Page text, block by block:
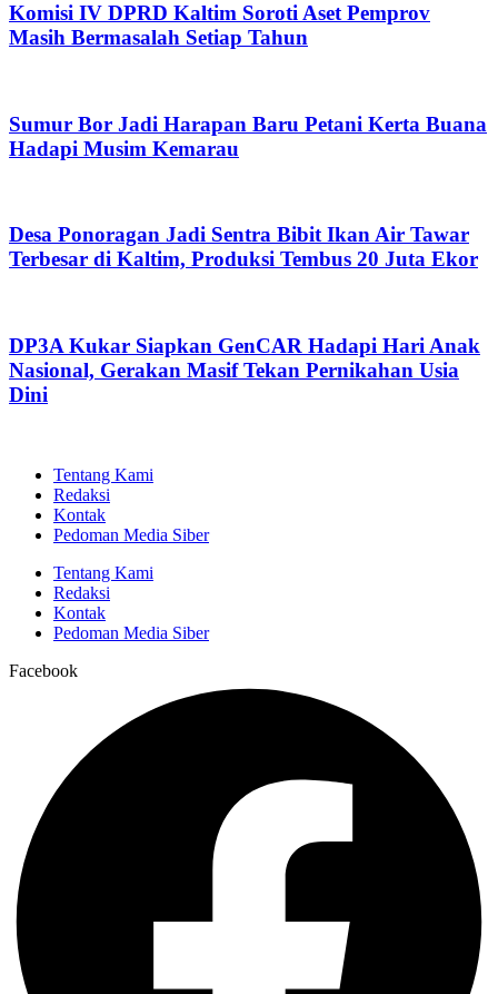
Komisi IV DPRD Kaltim Soroti Aset Pemprov
Masih Bermasalah Setiap Tahun
Sumur Bor Jadi Harapan Baru Petani Kerta Buana
Hadapi Musim Kemarau
Desa Ponoragan Jadi Sentra Bibit Ikan Air Tawar
Terbesar di Kaltim, Produksi Tembus 20 Juta Ekor
DP3A Kukar Siapkan GenCAR Hadapi Hari Anak
Nasional, Gerakan Masif Tekan Pernikahan Usia
Dini
Tentang Kami
Redaksi
Kontak
Pedoman Media Siber
Tentang Kami
Redaksi
Kontak
Pedoman Media Siber
Facebook